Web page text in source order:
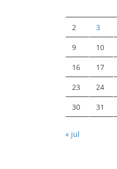
2 3
9 10
16 17
23 24
30 31
« jul